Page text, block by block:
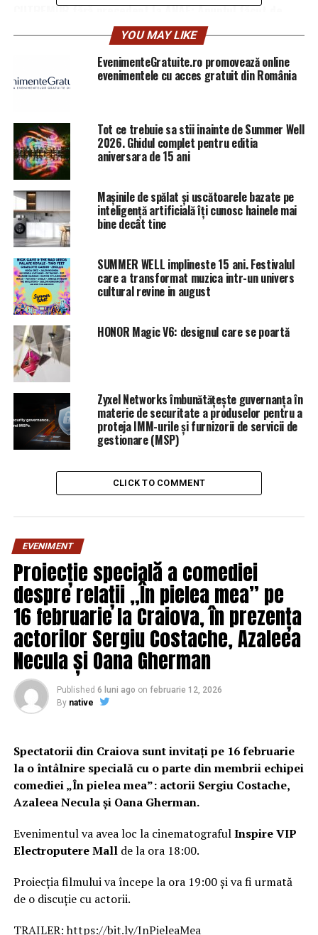
CUTREMUR fără precedent la ANAF: Anunțul făcut de
Teodorovici! | DoljAZI
YOU MAY LIKE
EvenimenteGratuite.ro promovează online
evenimentele cu acces gratuit din România
Tot ce trebuie sa stii inainte de Summer Well
2026. Ghidul complet pentru editia
aniversara de 15 ani
Mașinile de spălat și uscătoarele bazate pe
inteligență artificială îți cunosc hainele mai
bine decât tine
SUMMER WELL implineste 15 ani. Festivalul
care a transformat muzica intr-un univers
cultural revine in august
HONOR Magic V6: designul care se poartă
Zyxel Networks îmbunătățește guvernanța în
materie de securitate a produselor pentru a
proteja IMM-urile și furnizorii de servicii de
gestionare (MSP)
CLICK TO COMMENT
EVENIMENT
Proiecție specială a comediei
despre relații „În pielea mea” pe
16 februarie la Craiova, în prezența
actorilor Sergiu Costache, Azaleea
Necula și Oana Gherman
Published 6 luni ago on februarie 12, 2026
By native
Spectatorii din Craiova sunt invitați pe 16 februarie
la o întâlnire specială cu o parte din membrii echipei
comediei „În pielea mea”: actorii Sergiu Costache,
Azaleea Necula și Oana Gherman.
Evenimentul va avea loc la cinematografulInspire VIP
Electroputere Mall de la ora 18:00.
Proiecția filmului va începe la ora 19:00 și va fi urmată
de o discuție cu actorii.
TRAILER:https://bit.ly/InPieleaMea